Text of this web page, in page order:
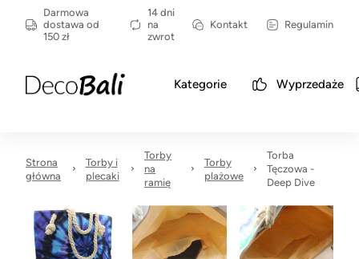
Darmowa
dostawa od
150 zł
14 dni
na
zwrot
Kontakt Regulamin
Kategorie Wyprzedaże
Strona
główna
Torby i
plecaki
Torby
na
ramię
Torby
plażowe
Torba
Tęczowa -
Deep Dive